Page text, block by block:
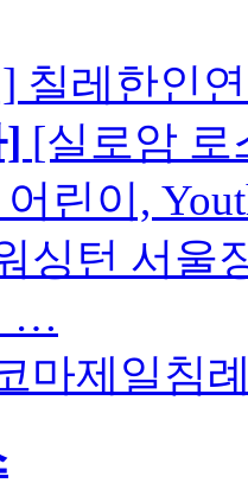
칠레한인
[실로암 로
어린이,
싱턴 서울
…
마제일침